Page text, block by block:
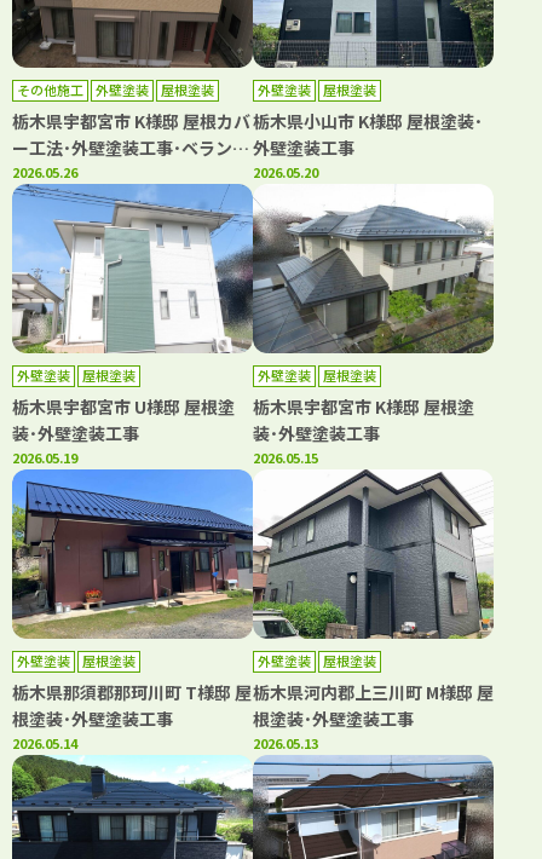
その他施工 外壁塗装
屋根塗装
防水工事
栃木県宇都宮市 K様邸 屋根カバ
ー工法･外壁塗装工事･ベランダ
シート防水工事
2026.05.26
外壁塗装 屋根塗装
栃木県小山市 K様邸 屋根塗装･
外壁塗装工事
2026.05.20
外壁塗装 屋根塗装
栃木県宇都宮市 U様邸 屋根塗
装･外壁塗装工事
2026.05.19
外壁塗装 屋根塗装
栃木県宇都宮市 K様邸 屋根塗
装･外壁塗装工事
2026.05.15
外壁塗装 屋根塗装
栃木県那須郡那珂川町 T様邸 屋
根塗装･外壁塗装工事
2026.05.14
外壁塗装 屋根塗装
栃木県河内郡上三川町 M様邸 屋
根塗装･外壁塗装工事
2026.05.13